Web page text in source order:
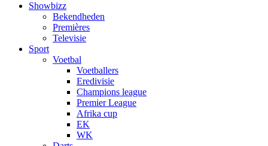
Showbizz
Bekendheden
Premières
Televisie
Sport
Voetbal
Voetballers
Eredivisie
Champions league
Premier League
Afrika cup
EK
WK